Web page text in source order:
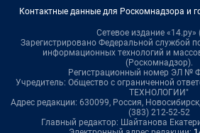
Контактные данные для Роскомнадзора и
Сетевое издание «14.ру»
Зарегистрировано Федеральной службой
информационных технологий и
(Роскомнадзор).
Регистрационный номер ЭЛ №
Учредитель: Общество с ограниченной
ТЕХНОЛОГИИ"
Адрес редакции: 630099, Россия,
(383) 212-52-52
Главный редактор: Шайтанова